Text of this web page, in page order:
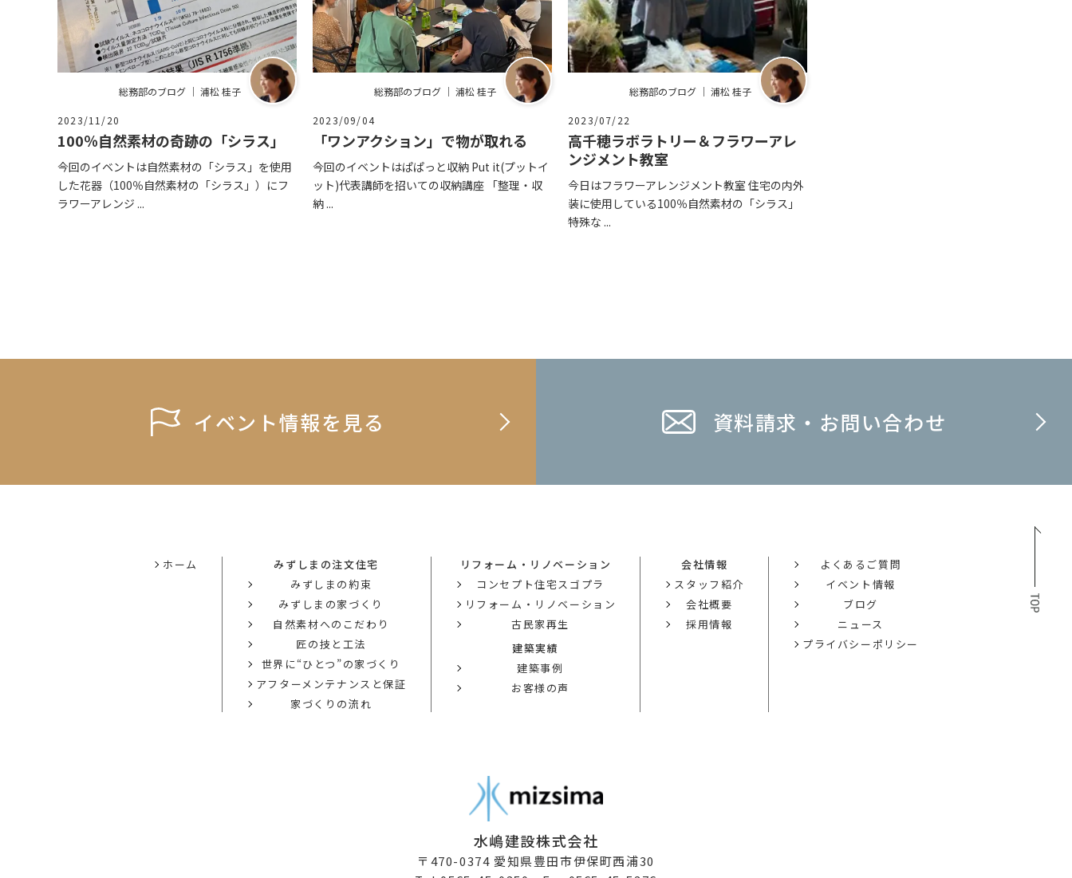
総務部のブログ ｜ 浦松 桂子
2023/11/20
100％自然素材の奇跡の「シラス」
今回のイベントは自然素材の「シラス」を使用
した花器（100％自然素材の「シラス」）にフ
ラワーアレンジ ...
総務部のブログ ｜ 浦松 桂子
2023/09/04
「ワンアクション」で物が取れる
今回のイベントはぱぱっと収納 Put it(プットイ
ット)代表講師を招いての収納講座 「整理・収
納 ...
総務部のブログ ｜ 浦松 桂子
2023/07/22
高千穂ラボラトリー＆フラワーアレ
ンジメント教室
今日はフラワーアレンジメント教室 住宅の内外
装に使用している100％自然素材の「シラス」
特殊な ...
イベント情報を見る 資料請求・お問い合わせ
ホーム
みずしまの注文住宅
みずしまの約束
みずしまの家づくり
自然素材へのこだわり
匠の技と工法
世界に“ひとつ”の家づくり
アフターメンテナンスと保証
家づくりの流れ
リフォーム・リノベーション
コンセプト住宅スゴプラ
リフォーム・リノベーション
古民家再生
建築実績
建築事例
お客様の声
会社情報
スタッフ紹介
会社概要
採用情報
よくあるご質問
イベント情報
ブログ
ニュース
プライバシーポリシー
水嶋建設株式会社
〒470-0374 愛知県豊田市伊保町西浦30